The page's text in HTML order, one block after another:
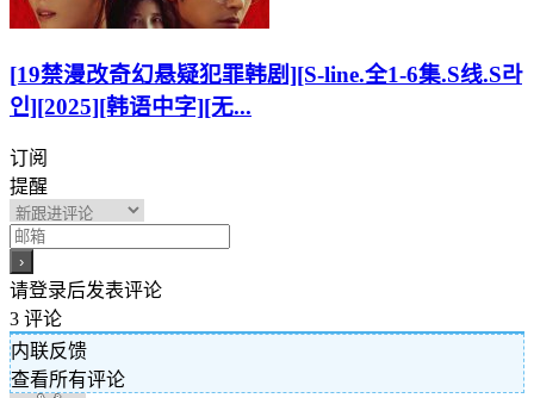
[19禁漫改奇幻悬疑犯罪韩剧][S-line.全1-6集.S线.S라
인][2025][韩语中字][无...
订阅
提醒
请登录后发表评论
3 评论
内联反馈
查看所有评论